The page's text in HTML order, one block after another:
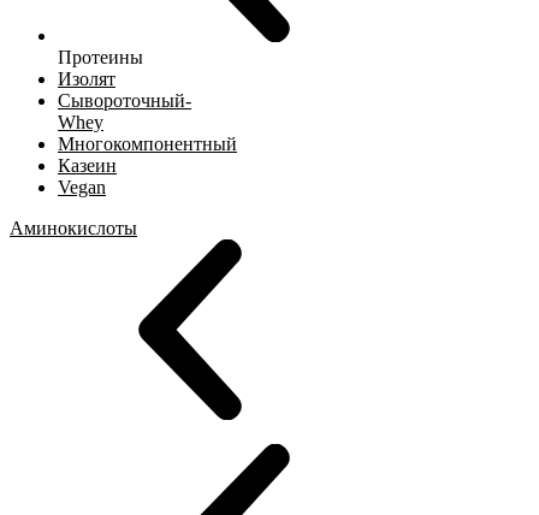
Протеины
Изолят
Сывороточный-
Whey
Многокомпонентный
Казеин
Vegan
Аминокислоты